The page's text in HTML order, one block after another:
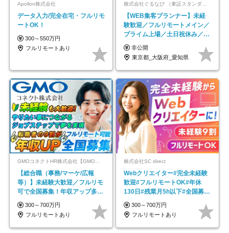
Apollon株式会社
データ入力/完全在宅・フルリモ
ートOK！
300～550万円
フルリモートあり
株式会社ぐるなび （東証スタンダード上場）
【WEB集客プランナー】未経
験歓迎／フルリモートメイン／
プライム上場／土日祝休み／東
京・大阪・名古屋
非公開
東京都_大阪府_愛知県
GMOコネクトHR株式会社【GMOインターネットグループ】
【総合職（事務/マーケ/広報
等）】未経験大歓迎／フルリモ
可で全国募集！年収アップ多数
★年休最大130日★
300～700万円
フルリモートあり
株式会社SC direct
Webクリエイター#完全未経験
歓迎#フルリモートOK#年休
130日#残業月5h以下#全国募集
#最大1年の研修
300～700万円
フルリモートあり